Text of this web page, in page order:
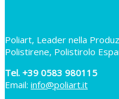
Poliart, Leader nella
Polistirene, Polistirolo
Tel. +39 0583 980115
Email: info@poliart.it